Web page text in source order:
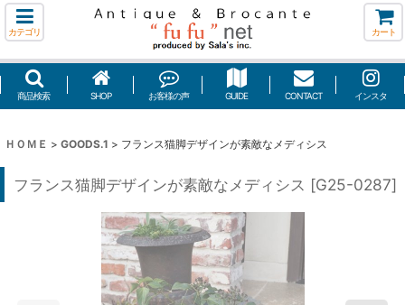
カテゴリ カート
商品検索 SHOP お客様の声 GUIDE CONTACT インスタ
ＨＯＭＥ > GOODS.1 > フランス猫脚デザインが素敵なメディシス
フランス猫脚デザインが素敵なメディシス [G25-0287]